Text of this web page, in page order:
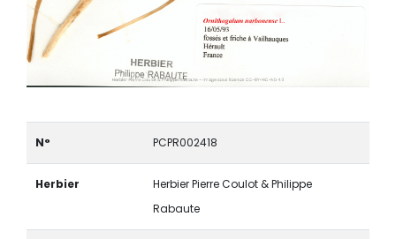
N° PCPR002418
Herbier
Herbier Pierre Coulot & Philippe
Rabaute